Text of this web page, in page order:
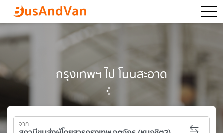
กรุงเทพฯ ไป โนนสะอาด
จาก